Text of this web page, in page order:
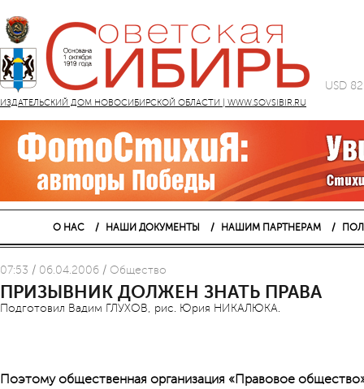
ИЗДАТЕЛЬСКИЙ ДОМ НОВОСИБИРСКОЙ ОБЛАСТИ | WWW.SOVSIBIR.RU
USD
О НАС НАШИ ДОКУМЕНТЫ НАШИМ ПАРТНЕРАМ
07:53 / 06.04.2006 / Общество
ПРИЗЫВНИК ДОЛЖЕН ЗНАТЬ ПРАВА
Подготовил Вадим ГЛУХОВ, рис. Юрия НИКАЛЮКА.
Поэтому общественная организация «Правовое